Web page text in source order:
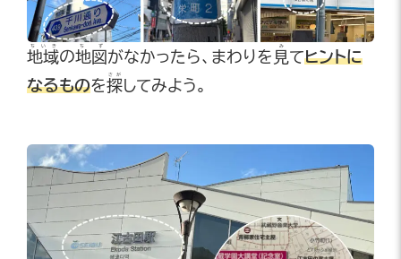
地域
ちいき
の地図
ちず
がなかったら、まわりを 見
み
てヒントに
なるものを探
さが
してみよう。